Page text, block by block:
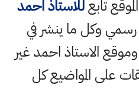
تابعللاستاذ احمد
وكل ما ينشر في
الاستاذ احمد غير
على المواضيع كل